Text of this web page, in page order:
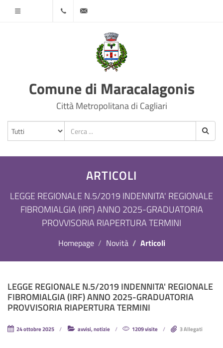
protocollo@comune.maracalagonis.ca.it
Comune di Maracalagonis
Città Metropolitana di Cagliari
ARTICOLI
LEGGE REGIONALE N.5/2019 INDENNITA' REGIONALE
FIBROMIALGIA (IRF) ANNO 2025-GRADUATORIA
PROVVISORIA RIAPERTURA TERMINI
Homepage Novità Articoli
LEGGE REGIONALE N.5/2019 INDENNITA' REGIONALE
FIBROMIALGIA (IRF) ANNO 2025-GRADUATORIA
PROVVISORIA RIAPERTURA TERMINI
24 ottobre 2025 avvisi, notizie 1209 visite 3 Allegati